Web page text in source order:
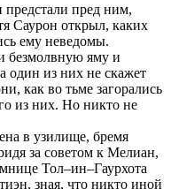
пред ним,
Саурон открыл, каких
ему неведомы.
безмолвную яму и
один из них не скажет
как во тьме загорались
из них. Но никто не
в узилище, бремя
за советом к Мелиан,
Тол–ин–Гаурхота
зная, что никто иной